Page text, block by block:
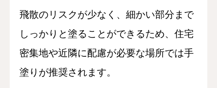
飛散のリスクが少なく、細かい部分まで
しっかりと塗ることができるため、住宅
密集地や近隣に配慮が必要な場所では手
塗りが推奨されます。